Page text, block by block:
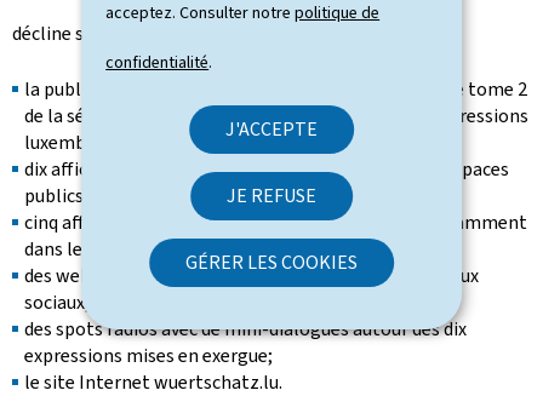
acceptez. Consulter notrepolitique de
confidentialité.
J'ACCEPTE
JE REFUSE
GÉRER LES COOKIES
décline sur plusieurs supports:
la publication
ce tome 2
de la série
Lëtzebuerger Wuertschatz
présente 99 expressions
luxembourgeoises;
dix affiches pour dix expressions, diffusées dans les espaces
publics;
cinq affiches animées pour les supports digitaux notamment
dans le tram;
des web banners et des clips sur Internet et les réseaux
sociaux;
des spots radios avec de mini-dialogues autour des dix
expressions mises en exergue;
le site Internet wuertschatz.lu.